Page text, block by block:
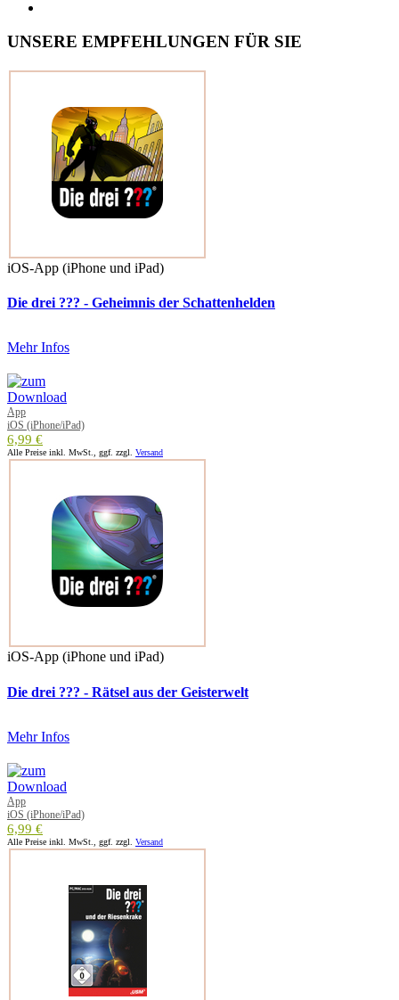
UNSERE EMPFEHLUNGEN FÜR SIE
iOS-App (iPhone und iPad)
Die drei ??? - Geheimnis der Schattenhelden
Mehr Infos
App
iOS (iPhone/iPad)
6,99 €
Alle Preise inkl. MwSt., ggf. zzgl. Versand
iOS-App (iPhone und iPad)
Die drei ??? - Rätsel aus der Geisterwelt
Mehr Infos
App
iOS (iPhone/iPad)
6,99 €
Alle Preise inkl. MwSt., ggf. zzgl. Versand